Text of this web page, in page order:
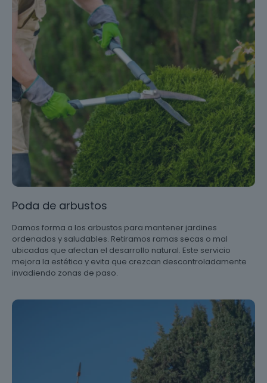
Poda de arbustos
Damos forma a los arbustos para mantener jardines
ordenados y saludables. Retiramos ramas secas o mal
ubicadas que afectan el desarrollo natural. Este servicio
mejora la estética y evita que crezcan descontroladamente
invadiendo zonas de paso.